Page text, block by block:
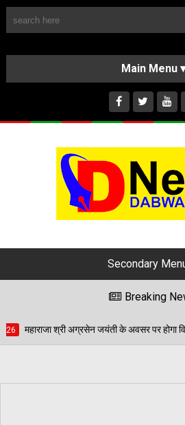
HOME
ABOUT US
INSTAGRAM
Secondary
Breaking
के अवसर पर होगा विशाल जागरण - संस्था के नए